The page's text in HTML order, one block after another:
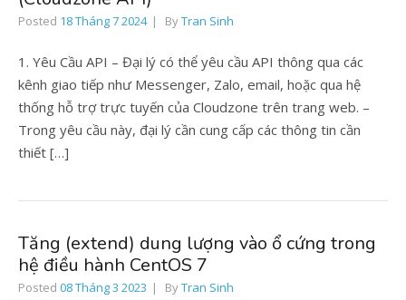
Posted 18 Tháng 7 2024 ByTran Sinh
1. Yêu Cầu API – Đại lý có thể yêu cầu API thông qua các
kênh giao tiếp như Messenger, Zalo, email, hoặc qua hệ
thống hỗ trợ trực tuyến của Cloudzone trên trang web. –
Trong yêu cầu này, đại lý cần cung cấp các thông tin cần
thiết […]
Tăng (extend) dung lượng vào ổ cứng trong
hệ điều hành CentOS 7
Posted 08 Tháng 3 2023 ByTran Sinh